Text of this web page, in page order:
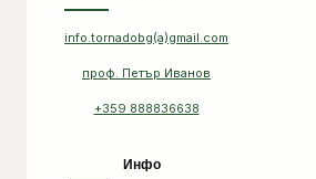
info.tornadobg(a)gmail.com
проф. Петър Иванов
+359 888836638
Инфо